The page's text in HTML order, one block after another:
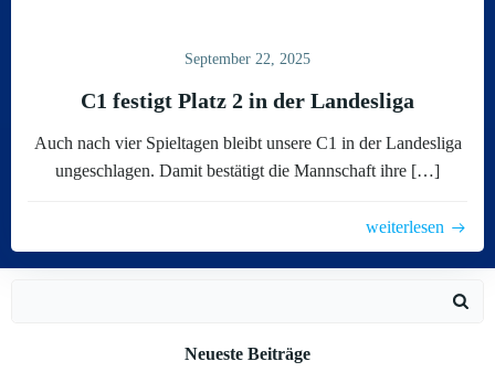
September 22, 2025
C1 festigt Platz 2 in der Landesliga
Auch nach vier Spieltagen bleibt unsere C1 in der Landesliga
ungeschlagen. Damit bestätigt die Mannschaft ihre […]
weiterlesen
Neueste Beiträge